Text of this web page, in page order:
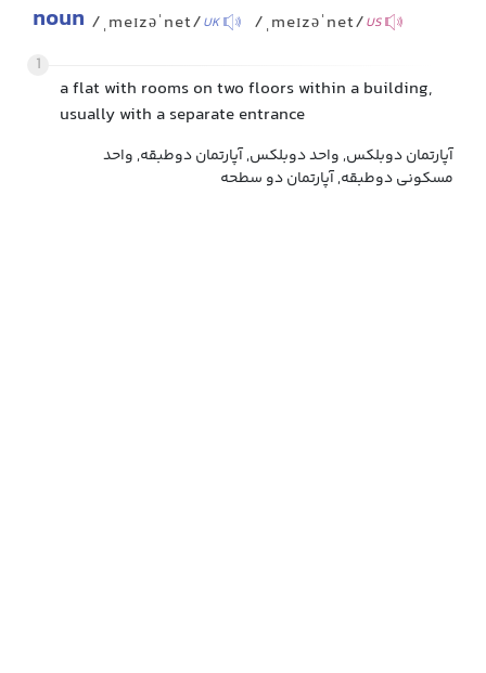
noun /ˌmeɪzəˈnet/UK /ˌmeɪzəˈnet/US
1
a flat with rooms on two floors within a building,
usually with a separate entrance
آپارتمان دوبلکس, واحد دوبلکس, آپارتمان دوطبقه, واحد
مسکونی دوطبقه, آپارتمان دو سطحه